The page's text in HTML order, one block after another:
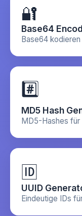
🔐
Base64
Base64
#️⃣
MD5 Hash
MD5-Hashes für
🆔
UUID
Eindeutige IDs